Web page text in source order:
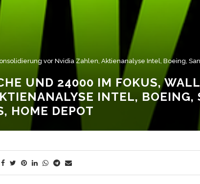
vor Nvidia Zahlen, Aktienanalyse Intel, Boeing,
UND 24000 IM FOKUS,
INTEL, BOEING,
HOME DEPOT